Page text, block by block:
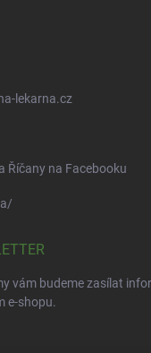
lekarna.cz
Říčany na Facebooku
vám budeme zasílat
e-shopu.